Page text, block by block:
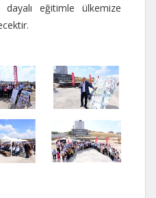
eğitimle ülkemize